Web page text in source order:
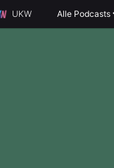
UKW Alle Podcasts